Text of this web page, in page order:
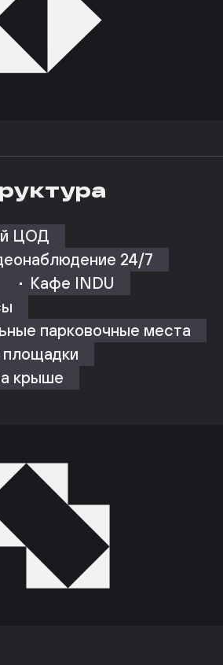
ЦОД
24/7
Кафе INDU
парковочные места
крыше